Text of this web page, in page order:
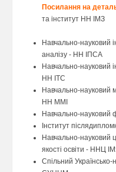
Посилання на
та інститут НН ІМЗ
Навчально-науковий
аналiзу - НН ІПСА
Навчально-науковий
НН ІТС
Навчально-науковий
НН ММІ
Навчально-науковий
Інститут
Навчально-науковий
якості освіти - ННЦ
Спільний